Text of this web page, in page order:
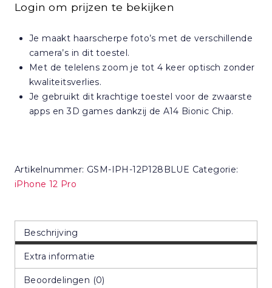
Login om prijzen te bekijken
Je maakt haarscherpe foto’s met de verschillende
camera’s in dit toestel.
Met de telelens zoom je tot 4 keer optisch zonder
kwaliteitsverlies.
Je gebruikt dit krachtige toestel voor de zwaarste
apps en 3D games dankzij de A14 Bionic Chip.
Artikelnummer: GSM-IPH-12P128BLUE Categorie:
iPhone 12 Pro
Beschrijving
Extra informatie
Beoordelingen (0)